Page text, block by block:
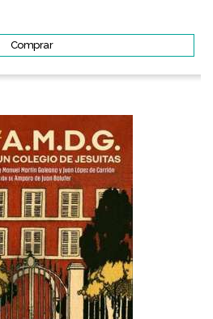
Comprar